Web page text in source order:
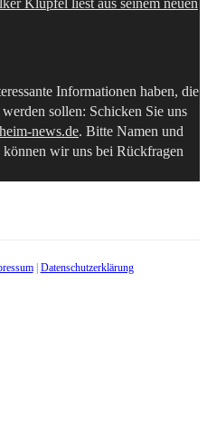
Klüpfel liest aus seinem neuen
Informationen haben, die
sollen: Schicken Sie uns
news.de. Bitte Namen und
wir uns bei Rückfragen
| Datenschutzerklärung